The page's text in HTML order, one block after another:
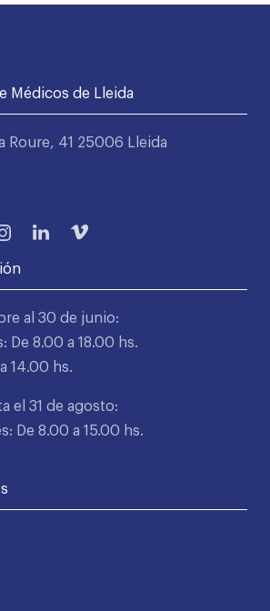
Médicos de Lleida
Roure, 41 25006 Lleida
al 30 de junio:
De 8.00 a 18.00 hs.
14.00 hs.
el 31 de agosto:
De 8.00 a 15.00 hs.